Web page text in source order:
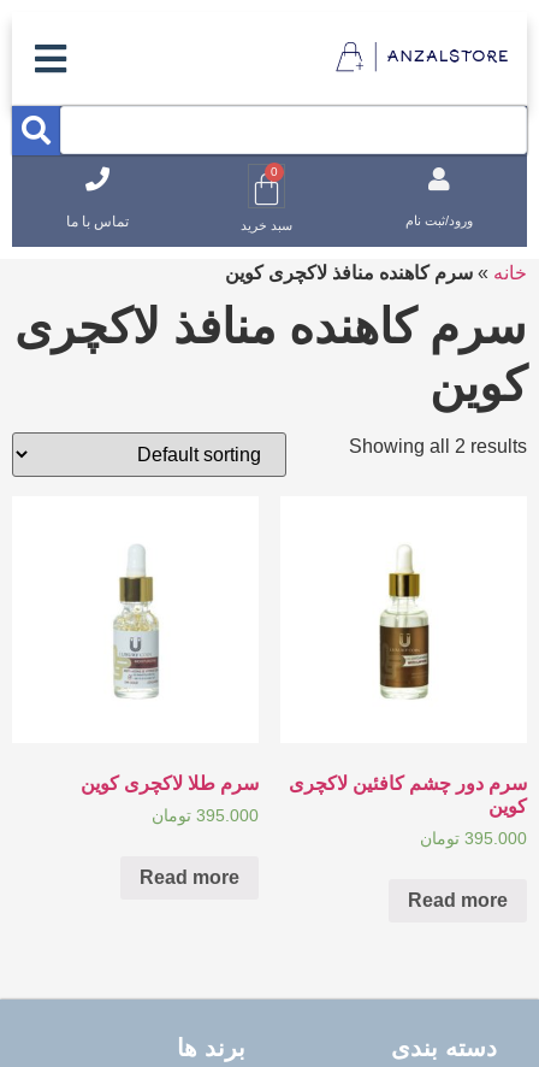
ورود/ثبت نام
0
سبد خرید تماس با ما
خانه » سرم کاهنده منافذ لاکچری کوین
سرم کاهنده منافذ لاکچری
کوین
Showing all 2 results
سرم دور چشم کافئین لاکچری
کوین
395.000 تومان
Read more
سرم طلا لاکچری کوین
395.000 تومان
Read more
دسته بندی برند ها